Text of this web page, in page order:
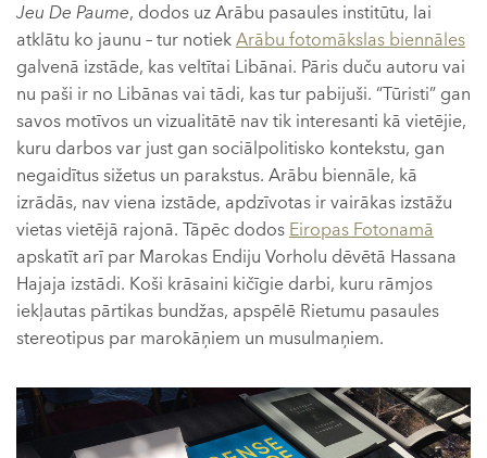
Jeu De Paume, dodos uz Arābu pasaules institūtu, lai
atklātu ko jaunu – tur notiekArābu fotomākslas biennāles
galvenā izstāde, kas veltītai Libānai. Pāris duču autoru vai
nu paši ir no Libānas vai tādi, kas tur pabijuši. “Tūristi” gan
savos motīvos un vizualitātē nav tik interesanti kā vietējie,
kuru darbos var just gan sociālpolitisko kontekstu, gan
negaidītus sižetus un parakstus. Arābu biennāle, kā
izrādās, nav viena izstāde, apdzīvotas ir vairākas izstāžu
vietas vietējā rajonā. Tāpēc dodosEiropas Fotonamā
apskatīt arī par Marokas Endiju Vorholu dēvētā Hassana
Hajaja izstādi. Koši krāsaini kičīgie darbi, kuru rāmjos
iekļautas pārtikas bundžas, apspēlē Rietumu pasaules
stereotipus par marokāņiem un musulmaņiem.